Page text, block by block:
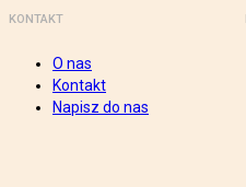
KONTAKT
O nas
Kontakt
Napisz do nas